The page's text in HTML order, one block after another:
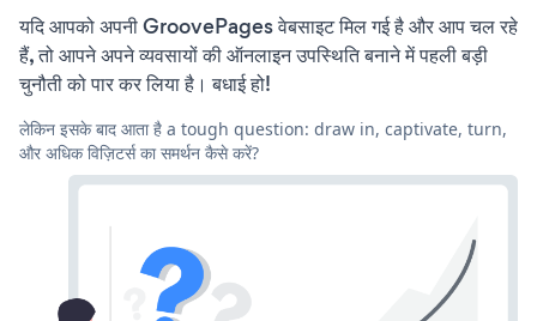
यदि आपको अपनी GroovePages वेबसाइट मिल गई है और आप चल रहे
हैं, तो आपने अपने व्यवसायों की ऑनलाइन उपस्थिति बनाने में पहली बड़ी
चुनौती को पार कर लिया है। बधाई हो!
लेकिन इसके बाद आता है a tough question: draw in, captivate, turn,
और अधिक विज़िटर्स का समर्थन कैसे करें?